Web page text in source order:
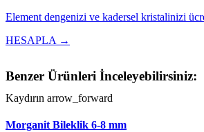
Element dengenizi ve kadersel kristalinizi
HESAPLA →
Benzer Ürünleri İnceleyebilirsiniz:
Kaydırın arrow_forward
Morganit Bileklik 6-8 mm